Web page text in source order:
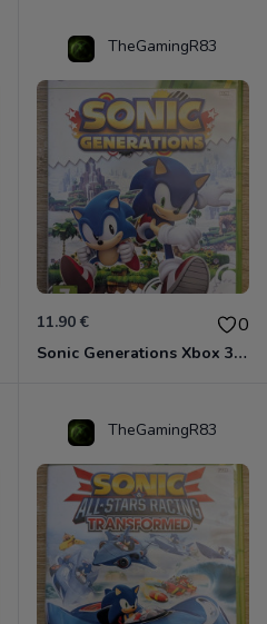
TheGamingR83
11.90 € 0
Sonic Generations Xbox 360
TheGamingR83